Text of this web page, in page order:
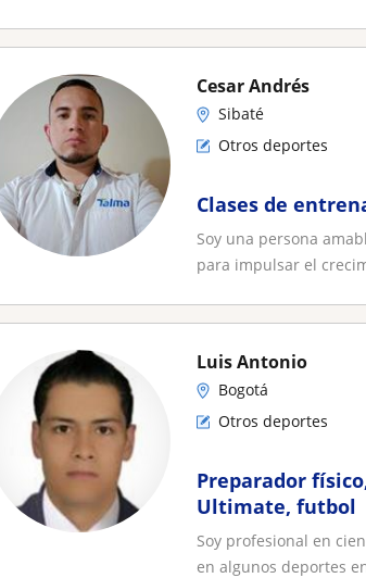
Cesar Andrés
Sibaté
Otros deportes
Clases de
Soy una persona
para impulsar el
Luis Antonio
Bogotá
Otros deportes
Preparador
Ultimate, futbol
Soy profesional en
en algunos deportes